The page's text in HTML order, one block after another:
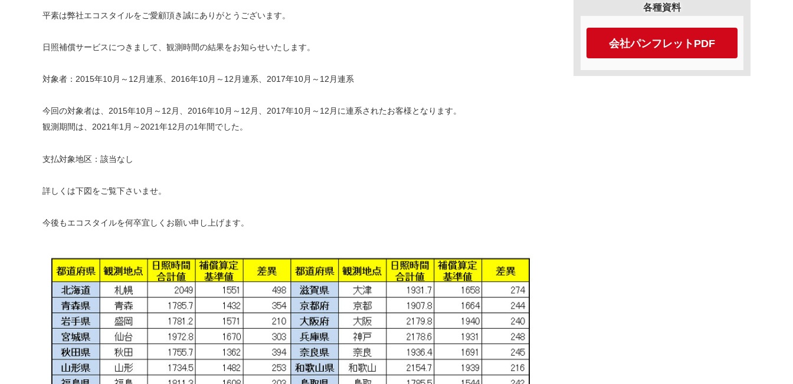
平素は弊社エコスタイルをご愛顧頂き誠にありがとうございます。
日照補償サービスにつきまして、観測時間の結果をお知らせいたします。
対象者：2015年10月～12月連系、2016年10月～12月連系、2017年10月～12月連系
今回の対象者は、2015年10月～12月、2016年10月～12月、2017年10月～12月に連系されたお客様となります。
観測期間は、2021年1月～2021年12月の1年間でした。
支払対象地区：該当なし
詳しくは下図をご覧下さいませ。
今後もエコスタイルを何卒宜しくお願い申し上げます。
各種資料
会社パンフレットPDF